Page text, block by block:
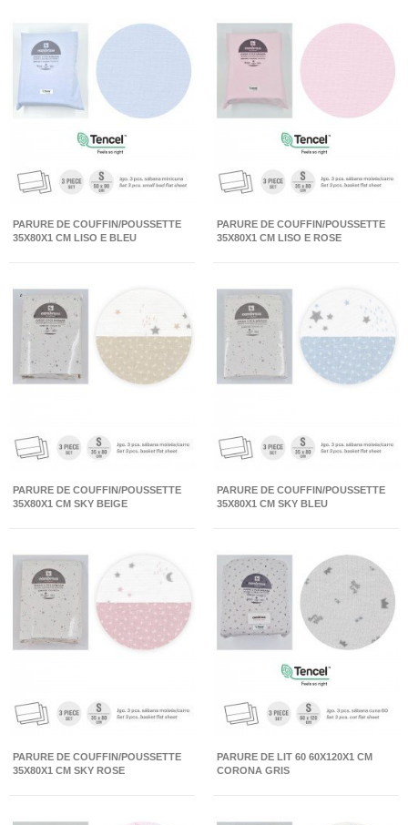
PARURE DE COUFFIN/POUSSETTE
35X80X1 CM LISO E BLEU
PARURE DE COUFFIN/POUSSETTE
35X80X1 CM LISO E ROSE
PARURE DE COUFFIN/POUSSETTE
35X80X1 CM SKY BEIGE
PARURE DE COUFFIN/POUSSETTE
35X80X1 CM SKY BLEU
PARURE DE COUFFIN/POUSSETTE
35X80X1 CM SKY ROSE
PARURE DE LIT 60 60X120X1 CM
CORONA GRIS